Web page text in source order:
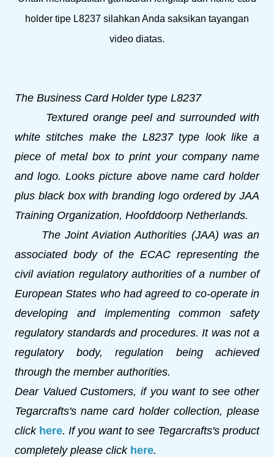
holder tipe L8237 silahkan Anda saksikan tayangan
video diatas.
The Business Card Holder type L8237
Textured orange peel and surrounded with
white stitches make the L8237 type look like a
piece of metal box to print your company name
and logo. Looks picture above name card holder
plus black box with branding logo ordered by JAA
Training Organization, Hoofddoorp Netherlands.
The Joint Aviation Authorities (JAA) was an
associated body of the ECAC representing the
civil aviation regulatory authorities of a number of
European States who had agreed to co-operate in
developing and implementing common safety
regulatory standards and procedures. It was not a
regulatory body, regulation being achieved
through the member authorities.
Dear Valued Customers, if you want to see other
Tegarcrafts's name card holder collection, please
click here. If you want to see Tegarcrafts's product
completely please click here.